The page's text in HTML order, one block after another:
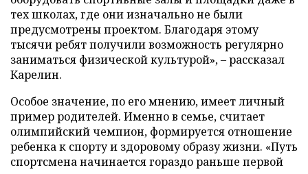
тех школах, где они изначально не были
предусмотрены проектом. Благодаря этому
тысячи ребят получили возможность регулярно
заниматься физической культурой», – рассказал
Карелин.
Особое значение, по его мнению, имеет личный
пример родителей. Именно в семье, считает
олимпийский чемпион, формируется отношение
ребенка к спорту и здоровому образу жизни. «Путь
спортсмена начинается гораздо раньше первой